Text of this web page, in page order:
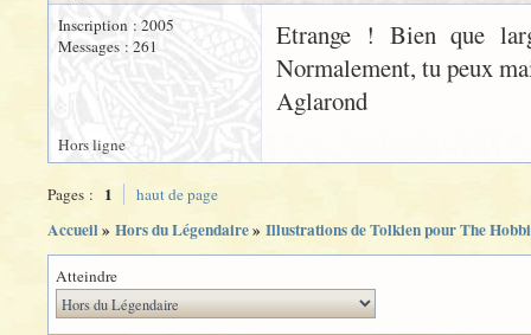
Inscription : 2005
Messages : 261
Etrange ! Bien que
Normalement, tu peux
Aglarond
Hors ligne
Pages : 1 haut de page
Accueil» Hors du Légendaire» Illustrations de Tolkien pour The
Atteindre